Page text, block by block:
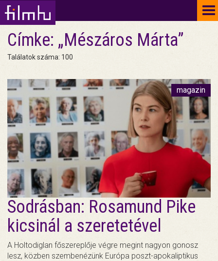
Címke: „Mészáros Márta”
Találatok száma: 100
magazin
Sodrásban: Rosamund Pike
kicsinál a szeretetével
A Holtodiglan főszereplője végre megint nagyon gonosz
lesz, közben szembenézünk Európa poszt-apokaliptikus